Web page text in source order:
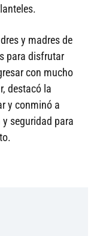
y madres de
para disfrutar
con mucho
destacó la
y conminó a
seguridad para